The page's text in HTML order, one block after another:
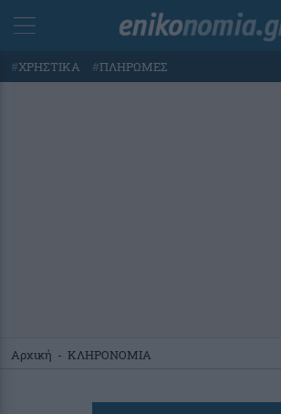
#ΧΡΗΣΤΙΚΑ #ΠΛΗΡΩΜΕΣ
Αρχική - ΚΛΗΡΟΝΟΜΙΑ